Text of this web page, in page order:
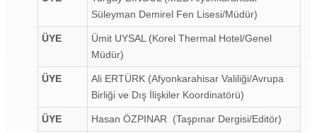
Süleyman Demirel Fen Lisesi/Müdür)
ÜYE
Ümit UYSAL (Korel Thermal Hotel/Genel
Müdür)
ÜYE
Ali ERTÜRK (Afyonkarahisar Valiliği/Avrupa
Birliği ve Dış İlişkiler Koordinatörü)
ÜYE Hasan ÖZPINAR (Taşpınar Dergisi/Editör)